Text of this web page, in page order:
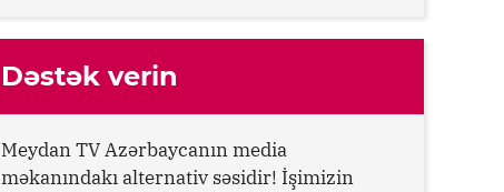
Dəstək verin
Meydan TV Azərbaycanın media
məkanındakı alternativ səsidir! İşimizin